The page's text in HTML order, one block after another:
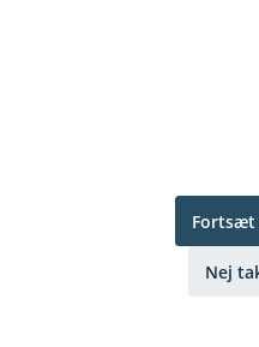
Fortsæt
Nej